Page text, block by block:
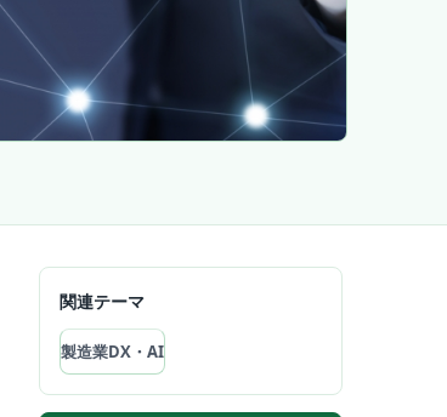
関連テーマ
製造業DX・AI